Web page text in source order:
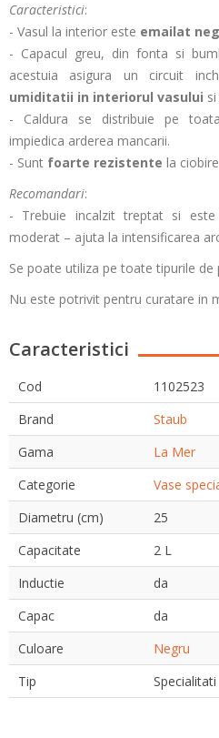
Caracteristici:
- Vasul la interior este emailat
- Capacul greu, din fonta si
acestuia asigura un circuit
umiditatii in interiorul vasului si
- Caldura se distribuie pe
impiedica arderea mancarii.
- Sunt foarte rezistente la
Recomandari:
- Trebuie incalzit treptat si
moderat – ajuta la intensificarea
Se poate utiliza pe toate tipurile de
Nu este potrivit pentru curatare in
Caracteristici
Cod
1102523
Brand
Staub
Gama
La Mer
Categorie
Vase
Diametru (cm)
25
Capacitate
2 L
Inductie
da
Capac
da
Culoare
Negru
Tip
Specialitati